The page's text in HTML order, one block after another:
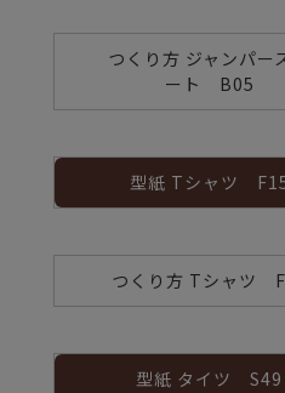
つくり方 ジャンパー
ート B05
型紙 Tシャツ
つくり方 Tシャツ
型紙 タイツ S49